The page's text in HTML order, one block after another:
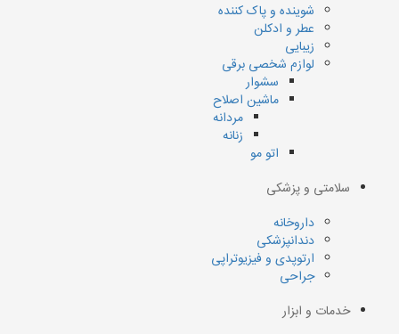
شوینده و پاک کننده
عطر و ادکلن
زیبایی
لوازم شخصی برقی
سشوار
ماشین اصلاح
مردانه
زنانه
اتو مو
سلامتی و پزشکی
داروخانه
دندانپزشکی
ارتوپدی و فیزیوتراپی
جراحی
خدمات و ابزار